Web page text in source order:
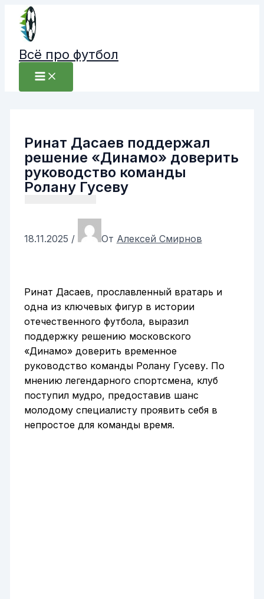
Перейти
содержимому
Всё про футбол
Ринат Дасаев поддержал
решение «Динамо» доверить
руководство команды
Ролану Гусеву
18.11.2025 / От Алексей Смирнов
Ринат Дасаев, прославленный вратарь и
одна из ключевых фигур в истории
отечественного футбола, выразил
поддержку решению московского
«Динамо» доверить временное
руководство команды Ролану Гусеву. По
мнению легендарного спортсмена, клуб
поступил мудро, предоставив шанс
молодому специалисту проявить себя в
непростое для команды время.